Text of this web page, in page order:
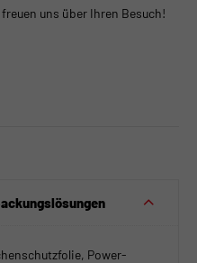
uns über Ihren Besuch!
Power-